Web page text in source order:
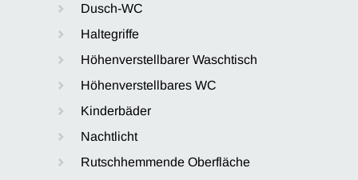
Dusch-WC
Haltegriffe
Höhenverstellbarer Waschtisch
Höhenverstellbares WC
Kinderbäder
Nachtlicht
Rutschhemmende Oberfläche